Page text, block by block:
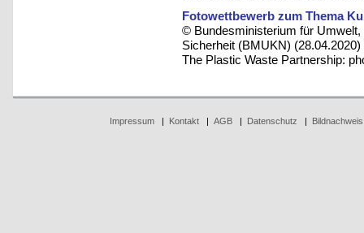
Fotowettbewerb zum Thema
© Bundesministerium für
Sicherheit (BMUKN) (28.04.2020)
The Plastic Waste Partnership:
Impressum| Kontakt| AGB| Datenschutz | Bildnachweis